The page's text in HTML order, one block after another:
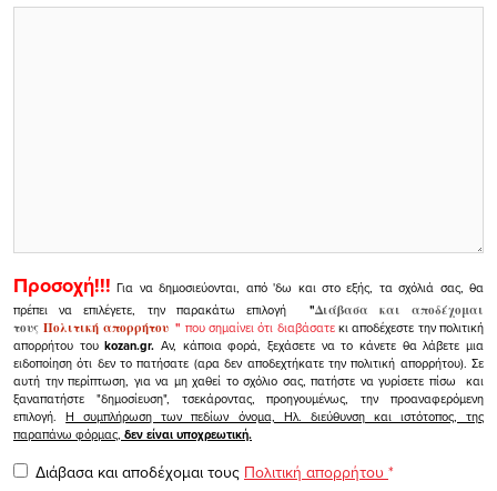
Προσοχή!!! Για να δημοσιεύονται, από 'δω και στο εξής, τα σχόλιά σας, θα
πρέπει να επιλέγετε, την παρακάτω επιλογή
"Διάβασα και αποδέχομαι
τουςΠολιτική απορρήτου" που σημαίνει ότι διαβάσατεκι αποδέχεστε την πολιτική
απορρήτου τουkozan.gr. Αν, κάποια φορά, ξεχάσετε να το κάνετε θα λάβετε μια
ειδοποίηση ότι δεν το πατήσατε (αρα δεν αποδεχτήκατε την πολιτική απορρήτου). Σε
αυτή την περίπτωση, για να μη χαθεί το σχόλιο σας, πατήστε να γυρίσετε πίσω και
ξαναπατήστε "δημοσίευση", τσεκάροντας, προηγουμένως, την προαναφερόμενη
επιλογή.Η συμπλήρωση των πεδίων όνομα, Ηλ. διεύθυνση και ιστότοπος, της
παραπάνω φόρμας, δεν είναι υποχρεωτική.
Διάβασα και αποδέχομαι τους Πολιτική απορρήτου *